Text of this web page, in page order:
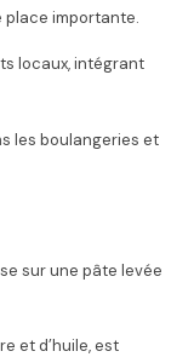
importante.
locaux, intégrant
les boulangeries et
sur une pâte levée
et d’huile, est